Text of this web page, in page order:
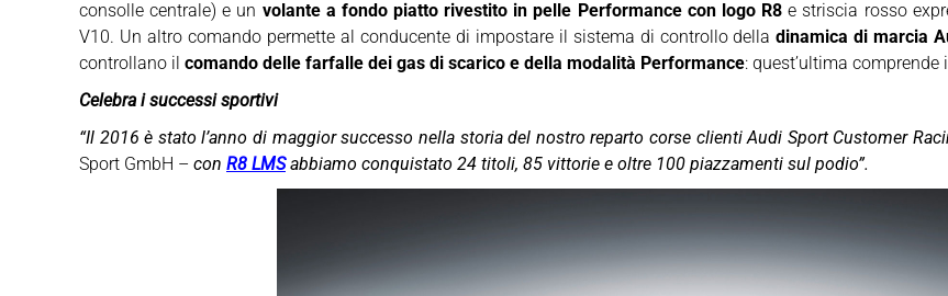
consolle centrale) e un volante a fondo piatto rivestito in pelle Performance con logo R8 e striscia rosso
V10. Un altro comando permette al conducente di impostare il sistema di controllo delladinamica di marcia
controllano il comando delle farfalle dei gas di scarico e della modalità Performance: quest’ultima
Celebra i successi sportivi
“Il 2016 è stato l’anno di maggior successo nella storia del nostro reparto corse clienti Audi Sport Customer
Sport GmbH – con R8 LMSabbiamo conquistato 24 titoli, 85 vittorie e oltre 100 piazzamenti sul podio”.